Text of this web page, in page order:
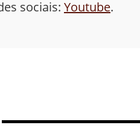
sociais: Youtube.